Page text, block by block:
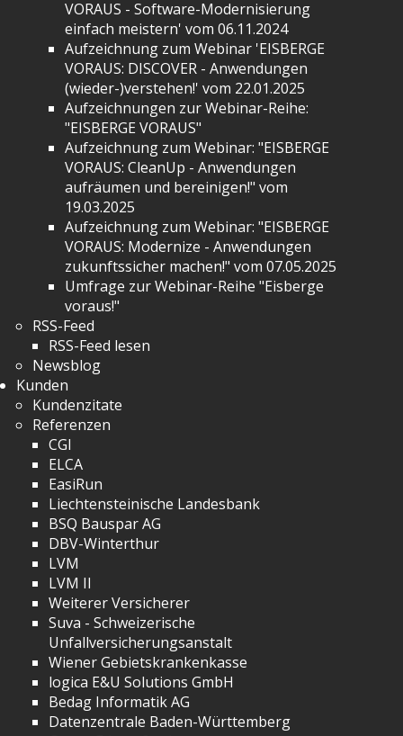
VORAUS - Software-Modernisierung
einfach meistern' vom 06.11.2024
Aufzeichnung zum Webinar 'EISBERGE
VORAUS: DISCOVER - Anwendungen
(wieder-)verstehen!' vom 22.01.2025
Aufzeichnungen zur Webinar-Reihe:
"EISBERGE VORAUS"
Aufzeichnung zum Webinar: "EISBERGE
VORAUS: CleanUp - Anwendungen
aufräumen und bereinigen!" vom
19.03.2025
Aufzeichnung zum Webinar: "EISBERGE
VORAUS: Modernize - Anwendungen
zukunftssicher machen!" vom 07.05.2025
Umfrage zur Webinar-Reihe "Eisberge
voraus!"
RSS-Feed
RSS-Feed lesen
Newsblog
Kunden
Kundenzitate
Referenzen
CGI
ELCA
EasiRun
Liechtensteinische Landesbank
BSQ Bauspar AG
DBV-Winterthur
LVM
LVM II
Weiterer Versicherer
Suva - Schweizerische
Unfallversicherungsanstalt
Wiener Gebietskrankenkasse
logica E&U Solutions GmbH
Bedag Informatik AG
Datenzentrale Baden-Württemberg